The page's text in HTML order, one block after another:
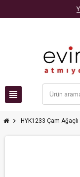
view_headline
chevron_right HYK1233 Çam